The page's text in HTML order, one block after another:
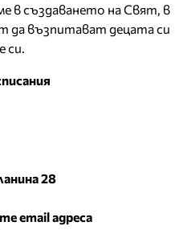
в създаването на Свят, в
да възпитават децата си
си.
28
email адреса